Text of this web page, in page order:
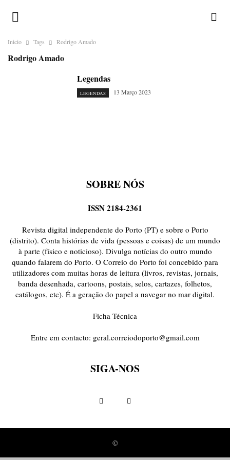
Inicio Tags Rodrigo Amado
Rodrigo Amado
Legendas
LEGENDAS 13 Março 2023
SOBRE NÓS
ISSN 2184-2361
Revista digital independente do Porto (PT) e sobre o Porto
(distrito). Conta histórias de vida (pessoas e coisas) de um mundo
à parte (físico e noticioso). Divulga notícias do outro mundo
quando falarem do Porto. O Correio do Porto foi concebido para
utilizadores com muitas horas de leitura (livros, revistas, jornais,
banda desenhada, cartoons, postais, selos, cartazes, folhetos,
catálogos, etc). É a geração do papel a navegar no mar digital.
Ficha Técnica
Entre em contacto: geral.correiodoporto@gmail.com
SIGA-NOS
©